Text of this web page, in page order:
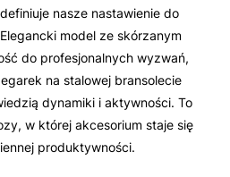
nasze nastawienie do
model ze skórzanym
do profesjonalnych wyzwań,
na stalowej bransolecie
dynamiki i aktywności. To
w której akcesorium staje się
produktywności.